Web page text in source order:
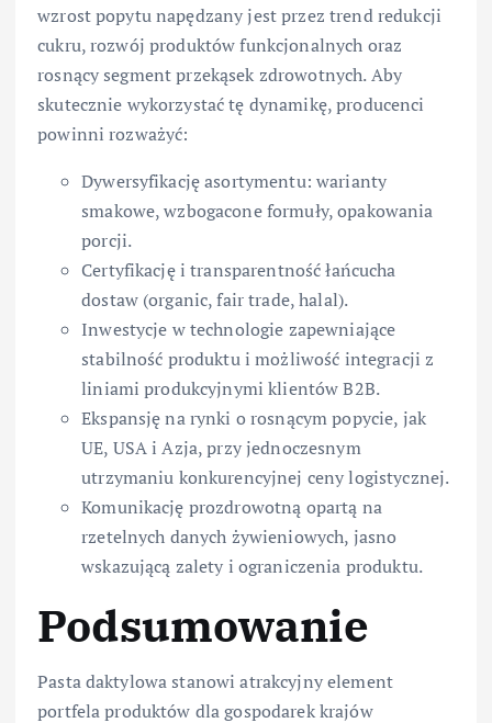
wzrost popytu napędzany jest przez trend redukcji
cukru, rozwój produktów funkcjonalnych oraz
rosnący segment przekąsek zdrowotnych. Aby
skutecznie wykorzystać tę dynamikę, producenci
powinni rozważyć:
Dywersyfikację asortymentu: warianty
smakowe, wzbogacone formuły, opakowania
porcji.
Certyfikację i transparentność łańcucha
dostaw (organic, fair trade, halal).
Inwestycje w technologie zapewniające
stabilność produktu i możliwość integracji z
liniami produkcyjnymi klientów B2B.
Ekspansję na rynki o rosnącym popycie, jak
UE, USA i Azja, przy jednoczesnym
utrzymaniu konkurencyjnej ceny logistycznej.
Komunikację prozdrowotną opartą na
rzetelnych danych żywieniowych, jasno
wskazującą zalety i ograniczenia produktu.
Podsumowanie
Pasta daktylowa stanowi atrakcyjny element
portfela produktów dla gospodarek krajów